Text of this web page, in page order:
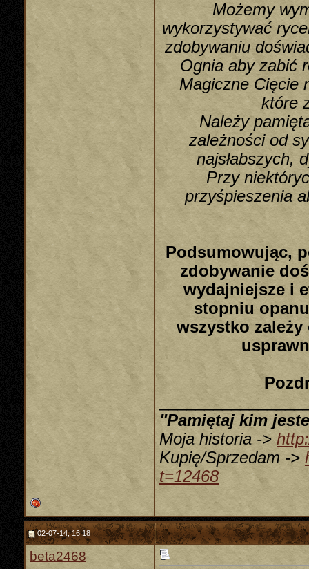
Możemy
wykorzystywać
zdobywaniu
Ognia aby zabić
Magiczne Cięcie
które
Należy
zależności od
najsłabszych,
Przy
przyśpieszenia
Podsumowując,
zdobywanie
wydajniejsze i
stopniu
wszystko
"Pamiętaj kim
Moja historia ->
Kupię/Sprzedam ->
t=12468
02-07-14, 16:18
beta2468